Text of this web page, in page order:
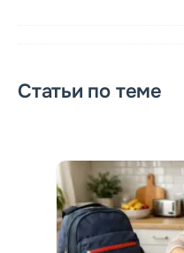
Статьи по теме